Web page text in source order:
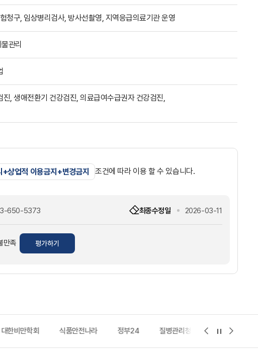
청구, 임상병리검사, 방사선촬영, 지역응급의료기관 운영
관리
, 생애전환기 건강검진, 의료급여수급권자 건강검진,
상업적 이용금지+변경금지 조건에 따라 이용 할 수 있습니다.
650-5373 최종수정일 2026-03-11
만족 평가하기
대한비만학회 식품안전나라 정부24 질병관리청 e보건소